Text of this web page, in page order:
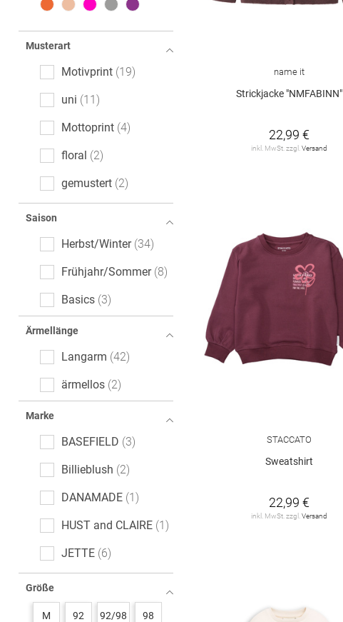
Musterart
Motivprint 19
uni 11
Mottoprint 4
floral 2
gemustert 2
gestreift 2
Ajour 1
Color-Blocking
Saison
Herbst/Winter 34
Frühjahr/Sommer 8
Basics 3
Ärmellänge
Langarm 42
ärmellos 2
Marke
BASEFIELD 3
Billieblush 2
DANAMADE 1
HUST and CLAIRE 1
JETTE 6
STACCATO 7
Größe
M 92 92/98 98
name it
Strickjacke "NMFABINN"
22,99 €
inkl. MwSt. zzgl. Versand
STACCATO
Sweatshirt
22,99 €
inkl. MwSt. zzgl. Versand